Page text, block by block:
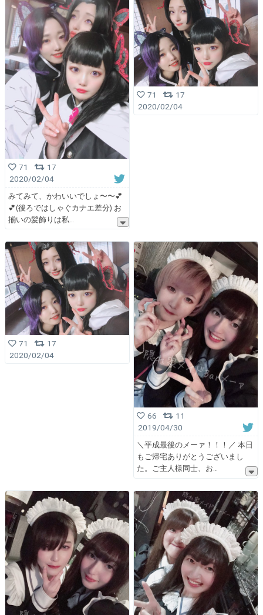
71
17
2020/02/04
みてみて、かわいいでしょ〜〜💕
💕(後ろではしゃぐカナエ差分) お
揃いの髪飾りは私
71
17
2020/02/04
71
17
2020/02/04
66
11
2019/04/30
＼平成最後のメーァ！！！／ 本日
もご帰宅ありがとうございまし
た。ご主人様同士、お